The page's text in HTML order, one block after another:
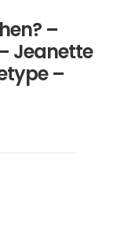
–
Jeanette
–